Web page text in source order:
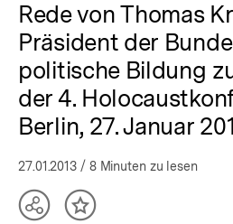
Rede von Thomas
Präsident der
politische Bildung
der 4.
Berlin, 27. Januar
27.01.2013 / 8 Minuten zu lesen
TeilenInhalt